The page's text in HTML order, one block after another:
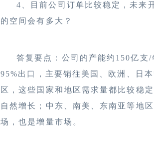
4、目前公司订单比较稳定，未来
的空间会有多大？
答复要点：公司的产能约150亿支/
95%出口，主要销往美国、欧洲、日
区，这些国家和地区需求量都比较稳
自然增长；中东、南美、东南亚等地
场，也是增量市场。